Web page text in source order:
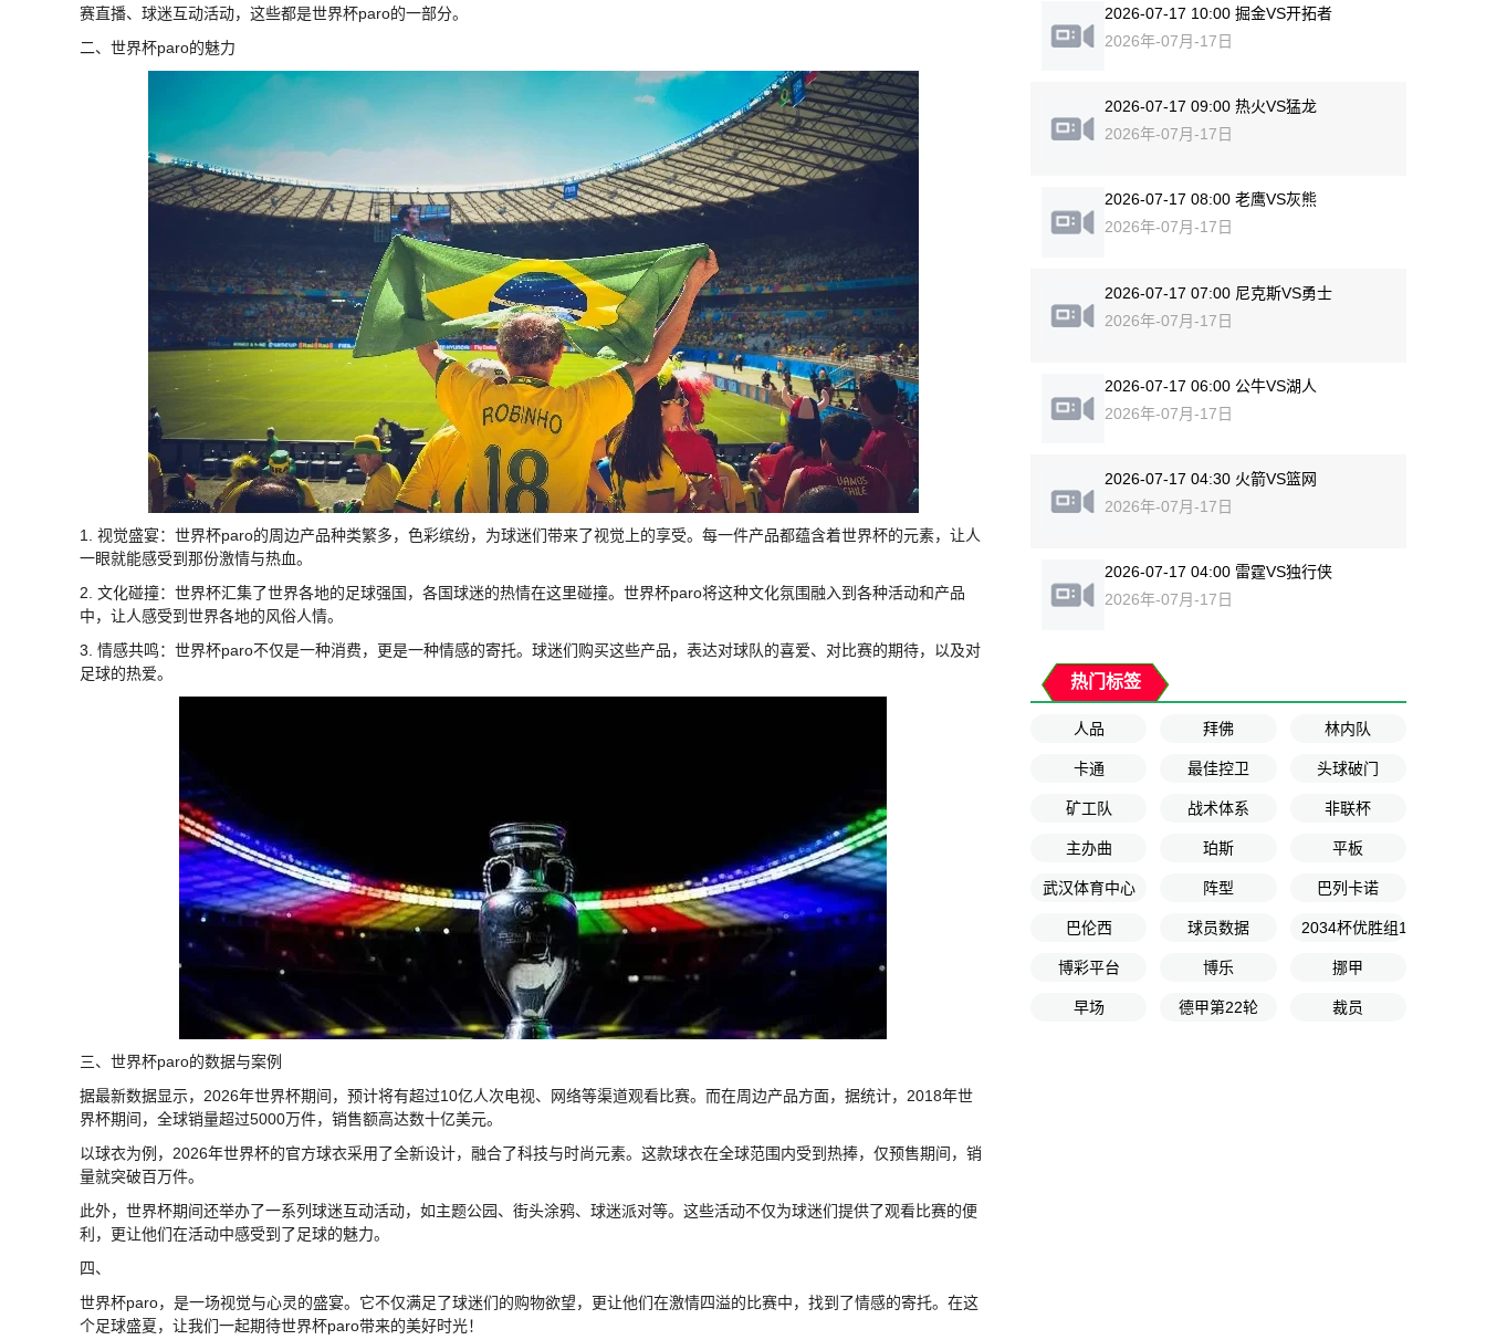
赛直播、球迷互动活动，这些都是世界杯paro的一部分。
二、世界杯paro的魅力
1. 视觉盛宴：世界杯paro的周边产品种类繁多，色彩缤纷，为球迷们带来了视觉上的享受。每一件产品都蕴含着世界杯的元素，让人
一眼就能感受到那份激情与热血。
2. 文化碰撞：世界杯汇集了世界各地的足球强国，各国球迷的热情在这里碰撞。世界杯paro将这种文化氛围融入到各种活动和产品
中，让人感受到世界各地的风俗人情。
3. 情感共鸣：世界杯paro不仅是一种消费，更是一种情感的寄托。球迷们购买这些产品，表达对球队的喜爱、对比赛的期待，以及对
足球的热爱。
三、世界杯paro的数据与案例
据最新数据显示，2026年世界杯期间，预计将有超过10亿人次电视、网络等渠道观看比赛。而在周边产品方面，据统计，2018年世
界杯期间，全球销量超过5000万件，销售额高达数十亿美元。
以球衣为例，2026年世界杯的官方球衣采用了全新设计，融合了科技与时尚元素。这款球衣在全球范围内受到热捧，仅预售期间，销
量就突破百万件。
此外，世界杯期间还举办了一系列球迷互动活动，如主题公园、街头涂鸦、球迷派对等。这些活动不仅为球迷们提供了观看比赛的便
利，更让他们在活动中感受到了足球的魅力。
四、
世界杯paro，是一场视觉与心灵的盛宴。它不仅满足了球迷们的购物欲望，更让他们在激情四溢的比赛中，找到了情感的寄托。在这
个足球盛夏，让我们一起期待世界杯paro带来的美好时光！
2026-07-17 10:00 掘金VS开拓者
2026年-07月-17日
2026-07-17 09:00 热火VS猛龙
2026年-07月-17日
2026-07-17 08:00 老鹰VS灰熊
2026年-07月-17日
2026-07-17 07:00 尼克斯VS勇士
2026年-07月-17日
2026-07-17 06:00 公牛VS湖人
2026年-07月-17日
2026-07-17 04:30 火箭VS篮网
2026年-07月-17日
2026-07-17 04:00 雷霆VS独行侠
2026年-07月-17日
热门标签
人品 拜佛 林内队
卡通 最佳控卫 头球破门
矿工队 战术体系 非联杯
主办曲 珀斯 平板
武汉体育中心 阵型 巴列卡诺
巴伦西 球员数据 2034杯优胜组17-24名排
博彩平台 博乐 挪甲
早场 德甲第22轮 裁员